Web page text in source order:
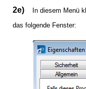
2e)
In diesem Menü
das folgende Fenster: